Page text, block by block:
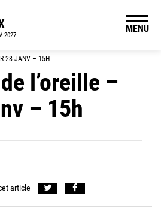
2027
MENU
28 JANV – 15H
l’oreille –
– 15h
article